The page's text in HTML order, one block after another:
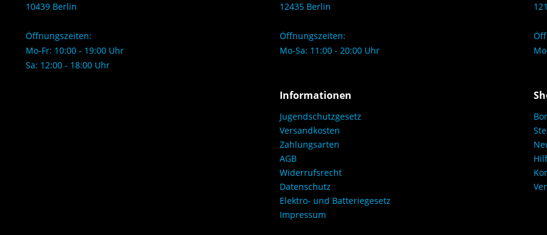
10439 Berlin
Öffnungszeiten:
Mo-Fr: 10:00 - 19:00 Uhr
Sa: 12:00 - 18:00 Uhr
12435 Berlin
Öffnungszeiten:
Mo-Sa: 11:00 - 20:00 Uhr
Informationen
Jugendschutzgesetz
Versandkosten
Zahlungsarten
AGB
Widerrufsrecht
Datenschutz
Elektro- und Batteriegesetz
Impressum